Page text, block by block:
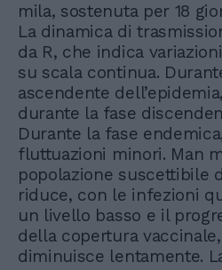
mila, sostenuta per 18
La dinamica di
da R, che indica
su scala continua.
ascendente
durante la fase
Durante la fase
fluttuazioni minori. Man
popolazione suscettibile
riduce, con le infezioni
un livello basso e il
della copertura
diminuisce lentamente.